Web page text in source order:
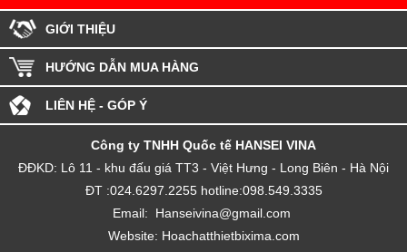
GIỚI THIỆU
HƯỚNG DẪN MUA HÀNG
LIÊN HỆ - GÓP Ý
Công ty TNHH Quốc tế HANSEI VINA
ĐĐKD: Lô 11 - khu đấu giá TT3 - Việt Hưng - Long Biên - Hà Nội
ĐT :024.6297.2255hotline:098.549.3335
Email: Hanseivina@gmail.com
Website: Hoachatthietbixima.com